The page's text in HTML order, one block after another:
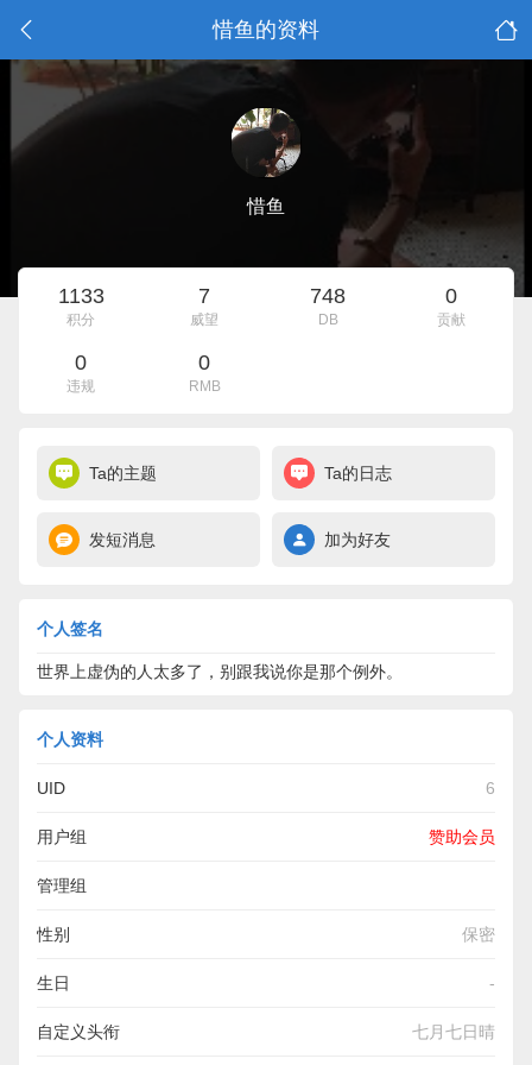
惜鱼的资料
惜鱼
1133
积分
7
威望
748
DB
0
贡献
0
违规
0
RMB
Ta的主题 Ta的日志
发短消息 加为好友
个人签名
世界上虚伪的人太多了，别跟我说你是那个例外。
个人资料
UID 6
用户组 赞助会员
管理组
性别 保密
生日 -
自定义头衔 七月七日晴